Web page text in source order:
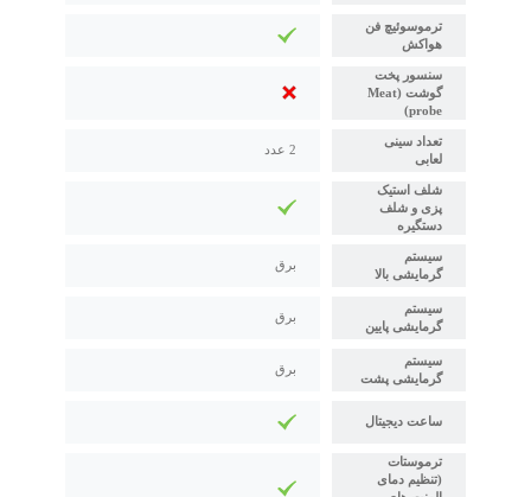
ترموسوئیچ فن
هواکش
سنسور پخت
گوشت (Meat
probe)
تعداد سینی
لعابی
2 عدد
شلف استیک
پزی و شلف
دستگیره
سیستم
گرمایشی بالا
برق
سیستم
گرمایشی پایین
برق
سیستم
گرمایشی پشت
برق
ساعت دیجیتال
ترموستات
(تنظیم دمای